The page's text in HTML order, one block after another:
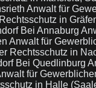
Anwalt für
in
Bei Annaburg
Anwalt für
Rechtsschutz in
Bei Quedlinburg
für
in Halle